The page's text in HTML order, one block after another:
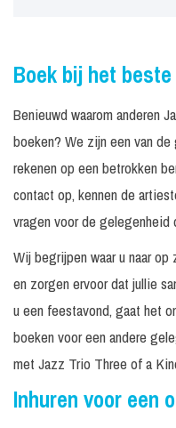
Boek bij het
Benieuwd waarom anderen
boeken? We zijn een van
rekenen op een betrokken
contact op, kennen de
vragen voor de gelegenheid
Wij begrijpen waar u naar
en zorgen ervoor dat jullie
u een feestavond, gaat het
boeken voor een andere
met Jazz Trio Three of a
Inhuren voor een